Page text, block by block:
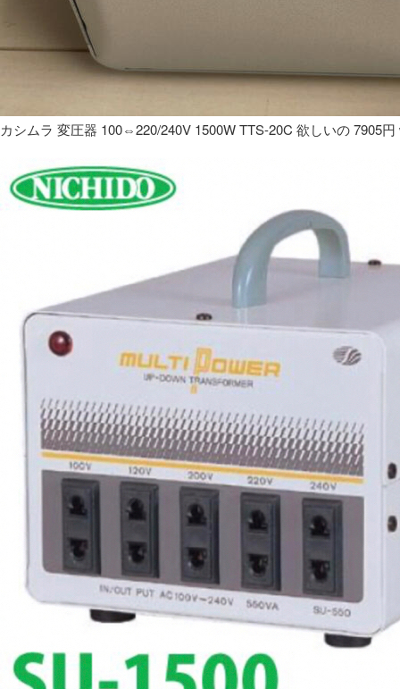
カシムラ 変圧器 100⇔220/240V 1500W TTS-20C 欲しいの 7905円